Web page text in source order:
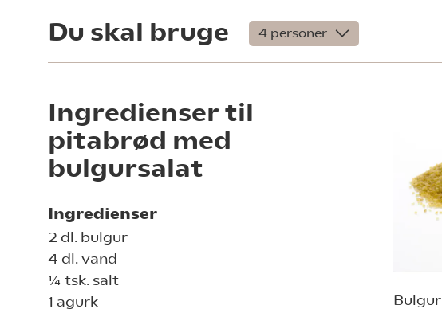
Du skal bruge
Ingredienser til
pitabrød med
bulgursalat
Ingredienser
2 dl. bulgur
4 dl. vand
¼ tsk. salt
1 agurk
Bulgur